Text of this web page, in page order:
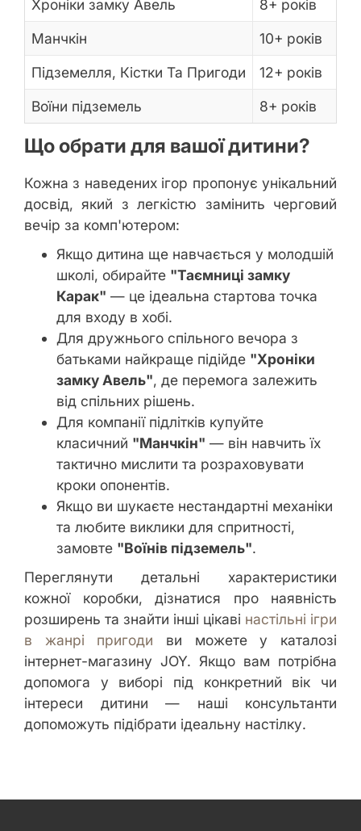
Хроніки замку Авель
8+ років
Манчкін
10+ років
Підземелля, Кістки Та Пригоди
12+ років
Воїни підземель
8+ років
Що обрати для вашої дитини?
Кожна з наведених ігор пропонує унікальний
досвід, який з легкістю замінить черговий
вечір за комп'ютером:
Якщо дитина ще навчається у молодшій
школі, обирайте "Таємниці замку
Карак" — це ідеальна стартова точка
для входу в хобі.
Для дружнього спільного вечора з
батьками найкраще підійде "Хроніки
замку Авель", де перемога залежить
від спільних рішень.
Для компанії підлітків купуйте
класичний "Манчкін" — він навчить їх
тактично мислити та розраховувати
кроки опонентів.
Якщо ви шукаєте нестандартні механіки
та любите виклики для спритності,
замовте "Воїнів підземель".
Переглянути детальні характеристики
кожної коробки, дізнатися про наявність
розширень та знайти інші цікаві настільні ігри
в жанрі пригоди ви можете у каталозі
інтернет-магазину JOY. Якщо вам потрібна
допомога у виборі під конкретний вік чи
інтереси дитини — наші консультанти
допоможуть підібрати ідеальну настілку.